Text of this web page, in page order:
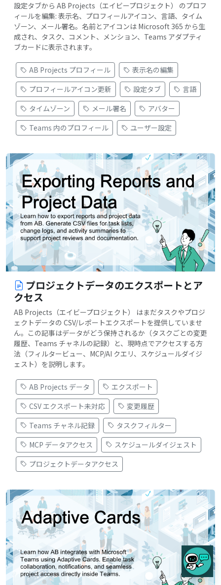
設定タブから AB Projects（エイビープロジェクト） のプロフ
ィールを編集: 表示名、プロフィールアイコン、言語、タイム
ゾーン、メール署名。名前とアイコンは Microsoft 365 から生
成され、タスク、コメント、メンション、Teams アダプティ
ブカードに表示されます。
AB Projects プロフィール
表示名の編集
プロフィールアイコン更新
設定タブ
言語
タイムゾーン
メール署名
アバター
Teams 内のプロフィール
ユーザー設定
プロジェクトデータのエクスポートとア
クセス
AB Projects（エイビープロジェクト） はまだタスクやプロジ
ェクトデータの CSV/レポートエクスポートを提供していませ
ん。この記事はデータがどう保持されるか（タスクごとの変更
履歴、Teams チャネルの記録）と、現時点でアクセスする方
法（フィルタービュー、MCP/AI クエリ、スケジュールダイジ
ェスト）を説明します。
AB Projects データ
エクスポート
CSV エクスポート未対応
変更履歴
Teams チャネル記録
タスクフィルター
MCP データアクセス
スケジュールダイジェスト
プロジェクトデータアクセス